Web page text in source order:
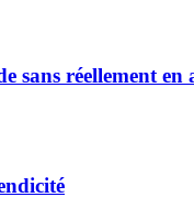
sans réellement en